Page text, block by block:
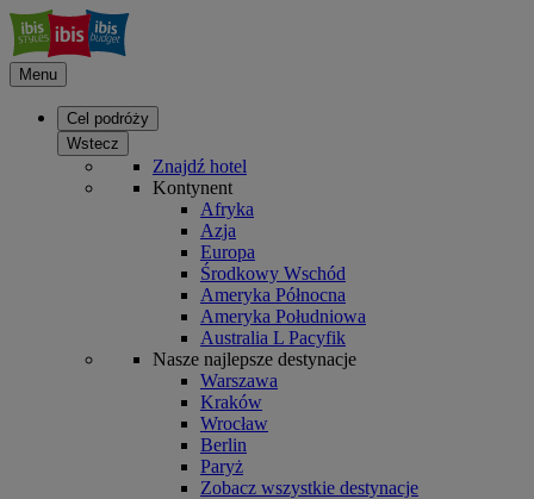
Menu
Cel podróży
Wstecz
Znajdź hotel
Kontynent
Afryka
Azja
Europa
Środkowy Wschód
Ameryka Północna
Ameryka Południowa
Australia L Pacyfik
Nasze najlepsze destynacje
Warszawa
Kraków
Wrocław
Berlin
Paryż
Zobacz wszystkie destynacje